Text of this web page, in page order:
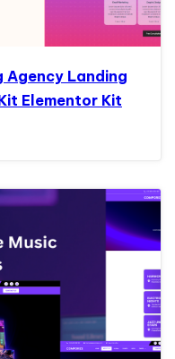
Landing
Elementor Kit